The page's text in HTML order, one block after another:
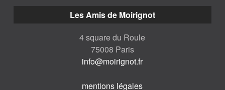
Les Amis de Moirignot
4 square du Roule
75008 Paris
info@moirignot.fr
mentions légales